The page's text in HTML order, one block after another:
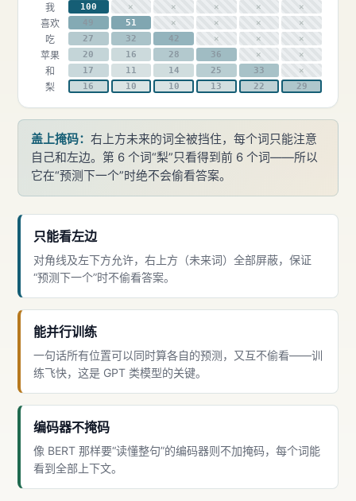
我
100 ✕ ✕ ✕ ✕ ✕
喜欢 51 ✕ ✕ ✕ ✕
吃 27 32 42 ✕ ✕ ✕
苹果 20 16 28 36 ✕ ✕
和 17 11 14 25 33 ✕
梨 16 10 10 13 22 29
盖上掩码： 右上方未来的词全被挡住，每个词只能注意
自己和左边。第 6 个词“梨”只看得到前 6 个词——所以
它在“预测下一个”时绝不会偷看答案。
只能看左边
对角线及左下方允许，右上方（未来词）全部屏蔽，保证
“预测下一个”时不偷看答案。
能并行训练
一句话所有位置可以同时算各自的预测，又互不偷看——训
练飞快，这是 GPT 类模型的关键。
编码器不掩码
像 BERT 那样要“读懂整句”的编码器则不加掩码，每个词能
看到全部上下文。